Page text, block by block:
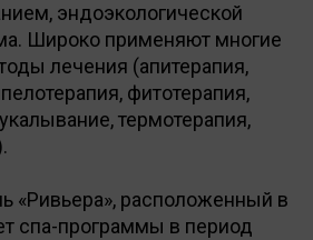
эндоэкологической
Широко применяют многие
лечения (апитерапия,
фитотерапия,
термотерапия,
«Ривьера», расположенный в
спа-программы в период